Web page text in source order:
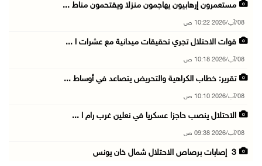
مستعمرون إرهابيون يهاجمون منزلا ويقتحمون مناط ...
08/آب/2026 10:22 ص
قوات الاحتلال تجري تحقيقات ميدانية مع عشرات ا ...
08/آب/2026 10:18 ص
تقرير: خطاب الكراهية والتحريض يتصاعد في أوساط ...
08/آب/2026 10:10 ص
الاحتلال ينصب حاجزا عسكريا في نعلين غرب رام ا ...
08/آب/2026 09:38 ص
3 إصابات برصاص الاحتلال شمال خان يونس